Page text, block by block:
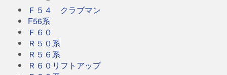
Ｆ５４ クラブマン
F56系
Ｆ６０
Ｒ５０系
Ｒ５６系
Ｒ６０リフトアップ